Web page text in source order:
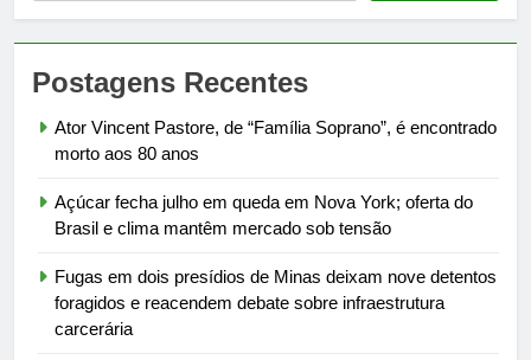
Postagens Recentes
Ator Vincent Pastore, de “Família Soprano”, é encontrado
morto aos 80 anos
Açúcar fecha julho em queda em Nova York; oferta do
Brasil e clima mantêm mercado sob tensão
Fugas em dois presídios de Minas deixam nove detentos
foragidos e reacendem debate sobre infraestrutura
carcerária